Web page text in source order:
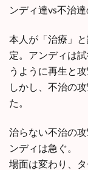
ンディ達vs不治達
本人が「治療」
定。アンディは
うように再生と攻
しかし、不治の
た。
治らない不治の
ンディは急ぐ。
場面は変わり、